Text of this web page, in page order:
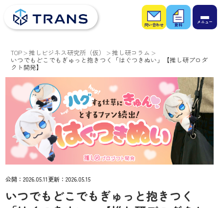
お問
い合
わせ
お役
立ち
資料
TOP 推しビジネス研究所（仮） 推し研コラム
いつでもどこでもぎゅっと抱きつく「はぐつきぬい」【推し研プロダ
クト開発】
公開：2026.05.11更新：2026.05.15
いつでもどこでもぎゅっと抱きつく